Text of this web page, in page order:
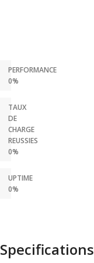
PERFORMANCE
0%
TAUX
DE
CHARGE
REUSSIES
0%
UPTIME
0%
Specifications